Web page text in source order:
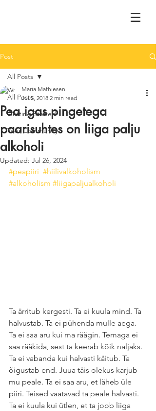
Post
All Posts
Getting Started
Your Community
All Posts
Pea igas pingetega
paarisuhtes on liiga palju
alkoholi
Maria Mathiesen
Jul 5, 2018 2 min read
Updated: Jul 26, 2024
#peapiiri #hiilivalkoholism
#alkoholism #liigapaljualkoholi
Ta ärritub kergesti. Ta ei kuula mind. Ta
halvustab. Ta ei pühenda mulle aega.
Ta ei saa aru kui ma räägin. Temaga ei
saa rääkida, sest ta keerab kõik naljaks.
Ta ei vabanda kui halvasti käitub. Ta
õigustab end. Juua täis olekus karjub
mu peale. Ta ei saa aru, et läheb üle
piiri. Teised vaatavad ta peale halvasti.
Ta ei kuula kui ütlen, et ta joob liiga